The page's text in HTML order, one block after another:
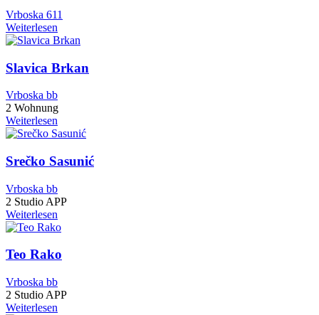
Vrboska 611
Weiterlesen
Slavica Brkan
Vrboska bb
2 Wohnung
Weiterlesen
Srečko Sasunić
Vrboska bb
2 Studio APP
Weiterlesen
Teo Rako
Vrboska bb
2 Studio APP
Weiterlesen